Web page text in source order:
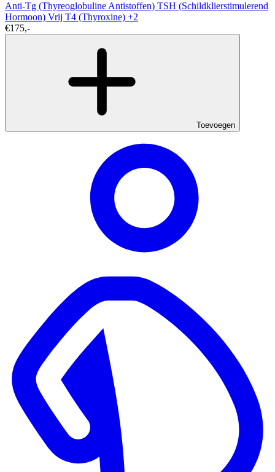
Anti-Tg (Thyreoglobuline Antistoffen) TSH (Schildklierstimulerend
Hormoon) Vrij T4 (Thyroxine) +2
€175,-
Toevoegen